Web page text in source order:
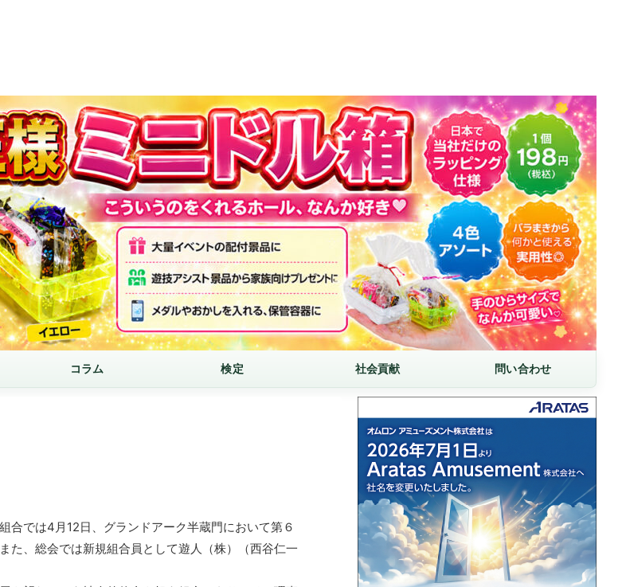
コラム 検定 社会貢献 問い合わせ
では4月12日、グランドアーク半蔵門において第６
た、総会では新規組合員として遊人（株）（西谷仁一